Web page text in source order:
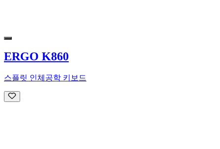
ERGO K860
스플릿 인체공학 키보드